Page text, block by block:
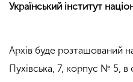
Український інститут
Архів буде розташований
Пухівська, 7, корпус № 5, в